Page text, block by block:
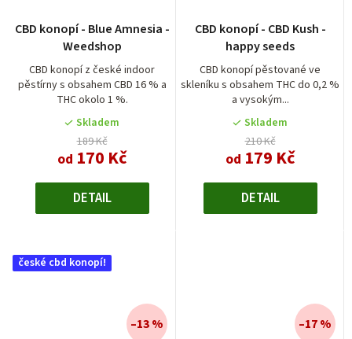
CBD konopí - Blue Amnesia -
Weedshop
CBD konopí z české indoor
pěstírny s obsahem CBD 16 % a
THC okolo 1 %.
hodnocení
produktu
je
5,0
z
5
hvězdiček.
Skladem
189 Kč
od 170 Kč
DETAIL
CBD konopí - CBD Kush -
happy seeds
CBD konopí pěstované ve
skleníku s obsahem THC do 0,2 %
a vysokým...
Skladem
210 Kč
od 179 Kč
DETAIL
české cbd konopí!
–13 % –17 %